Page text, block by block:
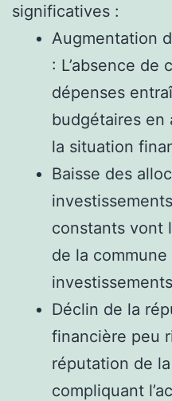
significatives :
Augmentation
: L’absence de
dépenses
budgétaires en
la situation
Baisse des
constants vont
de la
Déclin de la
financière peu
réputation de
compliquant